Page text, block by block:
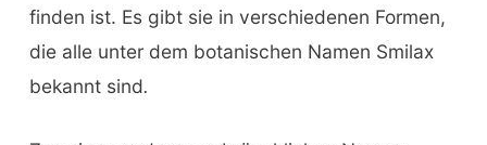
finden ist. Es gibt sie in verschiedenen Formen,
die alle unter dem botanischen Namen Smilax
bekannt sind.